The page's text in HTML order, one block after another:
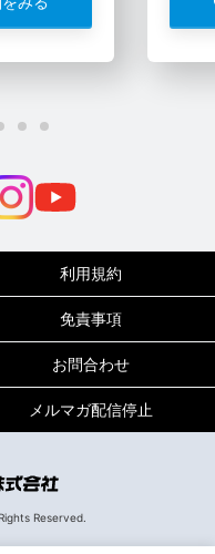
450
18:00まで）
利用規約
免責事項
お問合わせ
メルマガ配信停止
Reserved.